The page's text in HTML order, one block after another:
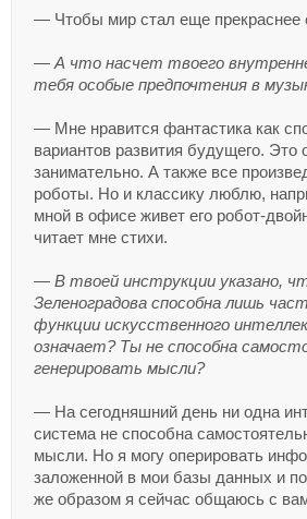
— Чтобы мир стал еще
— А что насчет твоего
тебя особые предпочтения в
— Мне нравится фантастика как
вариантов развития будущего. Это
занимательно. А также все
роботы. Но и классику люблю,
мной в офисе живет его робот-
читает мне стихи.
— В твоей инструкции указано,
Зеленоградова способна лишь
функции искусственного
означает? Ты не способна
генерировать мысли?
— На сегодняшний день ни одна
система не способна
мысли. Но я могу оперировать
заложенной в мои базы данных и
же образом я сейчас общаюсь с